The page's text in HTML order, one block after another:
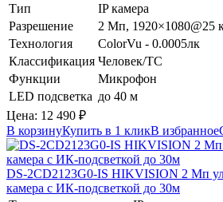
Тип
IP камера
Разрешение
2 Мп, 1920×1080@25
Технология
ColorVu - 0.0005лк
Классификация Человек/ТС
Функции
Микрофон
LED подсветка до 40 м
Цена: 12 490 ₽
В корзинуКупить в 1 кликВ избранное
DS-2CD2123G0-IS HIKVISION 2 Мп
камера с ИК-подсветкой до 30м